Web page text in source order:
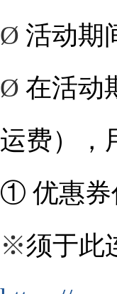
Ø 活动期
Ø 在活动
运费），
① 优惠券
※须于此